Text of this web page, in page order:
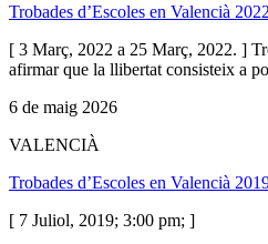
Trobades d’Escoles en Valencià 2022
[ 3 Març, 2022 a 25 Març, 2022. ]
afirmar que la llibertat consisteix a
6 de maig 2026
VALENCIÀ
Trobades d’Escoles en Valencià
[ 7 Juliol, 2019; 3:00 pm; ]